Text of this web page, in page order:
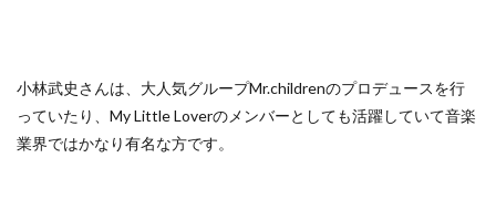
小林武史さんは、大人気グループMr.childrenのプロデュースを行
っていたり、My Little Loverのメンバーとしても活躍していて音楽
業界ではかなり有名な方です。